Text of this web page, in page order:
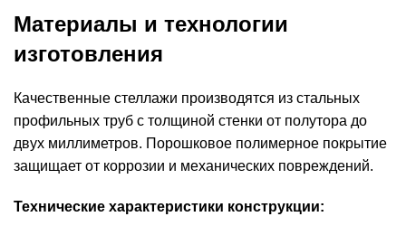
Материалы и технологии
изготовления
Качественные стеллажи производятся из стальных
профильных труб с толщиной стенки от полутора до
двух миллиметров. Порошковое полимерное покрытие
защищает от коррозии и механических повреждений.
Технические характеристики конструкции: